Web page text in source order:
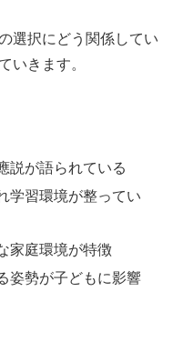
選択にどう関係してい
いきます。
説が語られている
学習環境が整ってい
家庭環境が特徴
姿勢が子どもに影響